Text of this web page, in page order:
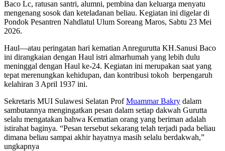
Baco Lc, ratusan santri, alumni, pembina dan keluarga menyatu
mengenang sosok dan keteladanan beliau. Kegiatan ini digelar di
Pondok Pesantren Nahdlatul Ulum Soreang Maros, Sabtu 23 Mei
2026.
Haul—atau peringatan hari kematian Anregurutta KH.Sanusi Baco
ini dirangkaian dengan Haul istri almarhumah yang lebih dulu
meninggal dengan Haul ke-24. Kegiatan ini merupakan saat yang
tepat merenungkan kehidupan, dan kontribusi tokoh berpengaruh
kelahiran 3 April 1937 ini.
Sekretaris MUI Sulawesi Selatan ProfMuammar Bakry dalam
sambutannya mengingatkan pesan dalam setiap dakwah Gurutta
selalu mengatakan bahwa Kematian orang yang beriman adalah
istirahat baginya. “Pesan tersebut sekarang telah terjadi pada beliau
dimana beliau sampai akhir hayatnya masih selalu berdakwah,”
ungkapnya